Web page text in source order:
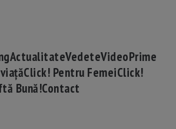
ActualitateVedeteVideoPrime
Click! Pentru FemeiClick!
Bună!Contact